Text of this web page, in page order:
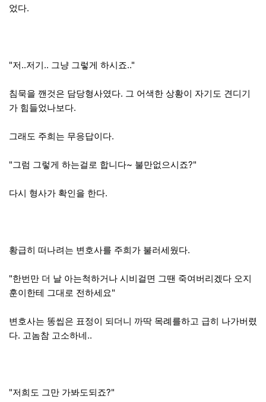
었다.
"저..저기.. 그냥 그렇게 하시죠.."
침묵을 깬것은 담당형사였다. 그 어색한 상황이 자기도 견디기
가 힘들었나보다.
그래도 주희는 무응답이다.
"그럼 그렇게 하는걸로 합니다~ 불만없으시죠?"
다시 형사가 확인을 한다.
황급히 떠나려는 변호사를 주희가 불러세웠다.
"한번만 더 날 아는척하거나 시비걸면 그땐 죽여버리겠다 오지
훈이한테 그대로 전하세요"
변호사는 똥씹은 표정이 되더니 까딱 목례를하고 급히 나가버렸
다. 고놈참 고소하네..
"저희도 그만 가봐도되죠?"